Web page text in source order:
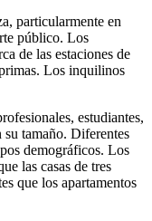
particularmente en
público. Los
de las estaciones de
Los inquilinos
estudiantes,
su tamaño. Diferentes
demográficos. Los
las casas de tres
que los apartamentos